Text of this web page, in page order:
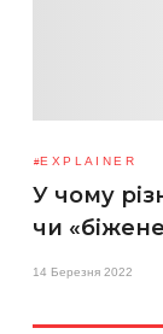
EXPLAINER
У чому
чи
14 Березня 2022